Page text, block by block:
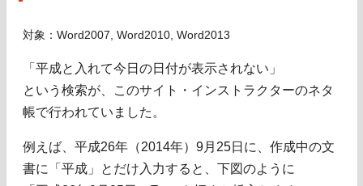
対象：Word2007, Word2010, Word2013
「平成と入れて今日の日付が表示されない」
という検索が、このサイト・インストラクターのネタ
帳で行われていました。
例えば、平成26年（2014年）9月25日に、作成中の文
書に「平成」とだけ入力すると、下図のように